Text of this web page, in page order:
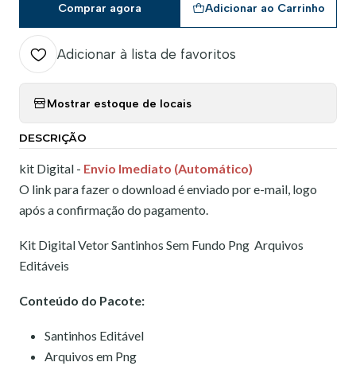
Adicionar ao Carrinho
Comprar agora
Adicionar à lista de favoritos
Mostrar estoque de locais
DESCRIÇÃO
kit Digital - Envio Imediato (Automático)
O link para fazer o download é enviado por e-mail, logo
após a confirmação do pagamento.
Kit Digital Vetor Santinhos Sem Fundo Png Arquivos
Editáveis
Conteúdo do Pacote:
Santinhos Editável
Arquivos em Png